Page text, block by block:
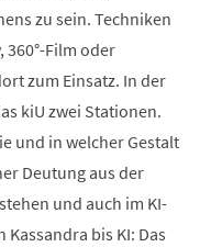
zu sein. Techniken
360°-Film oder
zum Einsatz. In der
kiU zwei Stationen.
und in welcher Gestalt
Deutung aus der
und auch im KI-
bis KI: Das